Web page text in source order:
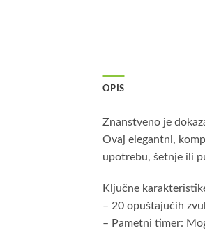
OPIS
Znanstveno je
Ovaj elegantni,
upotrebu, šetnje ili
Ključne
– 20 opuštajućih
– Pametni timer: